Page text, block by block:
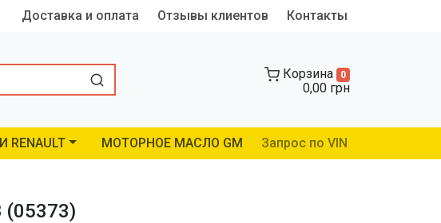
Доставка и оплата Отзывы клиентов Контакты
Корзина 0
0,00 грн
RENAULT МОТОРНОЕ МАСЛО GM Запрос по VIN
(05373)